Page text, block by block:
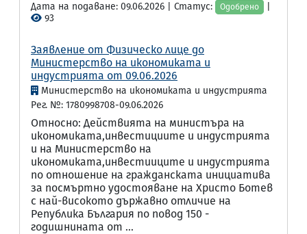
Дата на подаване: 09.06.2026 | Статус: Одобрено
93
Заявление от Физическо лице до
Министерство на икономиката и
индустрията от 09.06.2026
Министерство на икономиката и индустрията
Рег. №: 1780998708-09.06.2026
Относно: Действията на министъра на
икономиката,инвестициите и индустрията
и на Министерство на
икономиката,инвестииците и индустрията
по отношение на гражданската инициатива
за посмъртно удостояване на Христо Ботев
с най-високото държавно отличие на
Република България по повод 150 -
годишнината от ...